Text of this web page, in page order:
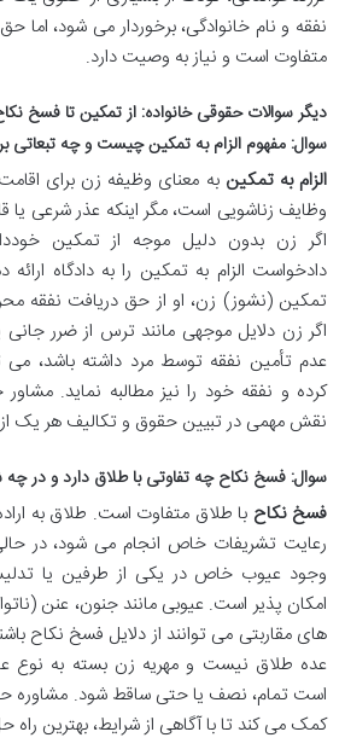
نفقه و نام خانوادگی، برخوردار می شود،
متفاوت است و نیاز به وصیت دارد.
دیگر سوالات حقوقی خانواده: از تمکین تا فسخ
سوال: مفهوم الزام به تمکین چیست و چه تبعاتی
الزام به تمکین به معنای وظیفه زن برای
وظایف زناشویی است، مگر اینکه عذر شرعی یا
اگر زن بدون دلیل موجه از تمکین
دادخواست الزام به تمکین را به دادگاه
تمکین (نشوز) زن، او از حق دریافت نفقه
اگر زن دلایل موجهی مانند ترس از ضرر جانی
عدم تأمین نفقه توسط مرد داشته باشد، می
کرده و نفقه خود را نیز مطالبه نماید.
نقش مهمی در تبیین حقوق و تکالیف هر یک از
سوال: فسخ نکاح چه تفاوتی با طلاق دارد و در
فسخ نکاح با طلاق متفاوت است. طلاق به
رعایت تشریفات خاص انجام می شود، در
وجود عیوب خاص در یکی از طرفین یا
امکان پذیر است. عیوبی مانند جنون، عنن
های مقاربتی می توانند از دلایل فسخ نکاح
عده طلاق نیست و مهریه زن بسته به
است تمام، نصف یا حتی ساقط شود. مشاوره
کمک می کند تا با آگاهی از شرایط، بهترین راه